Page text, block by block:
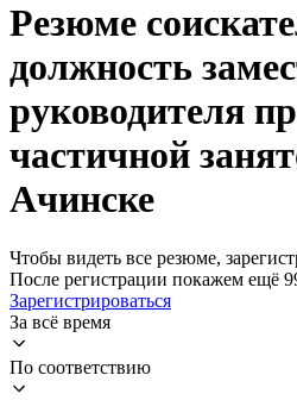
Резюме
должность
руководителя
частичной
Ачинске
Чтобы видеть все резюме,
После регистрации покажем ещё
Зарегистрироваться
За всё время
По соответствию